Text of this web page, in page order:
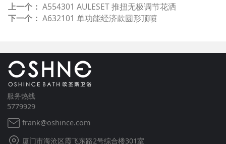
上一个： A554301 AULESET 推扭无极调节花洒
下一个： A632101 单功能经济款圆形顶喷
服务热线
5779929
frank@oshince.com
厦门市海沧区霞飞东路2号综合楼301室